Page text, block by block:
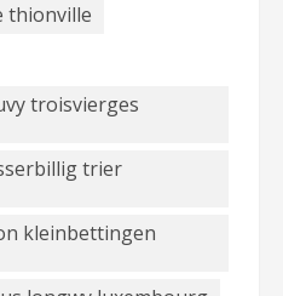
thionville
troisvierges
trier
kleinbettingen